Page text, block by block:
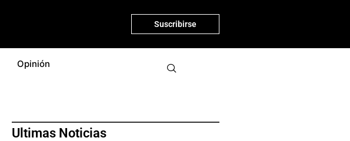
Suscribirse
Opinión
Ultimas Noticias